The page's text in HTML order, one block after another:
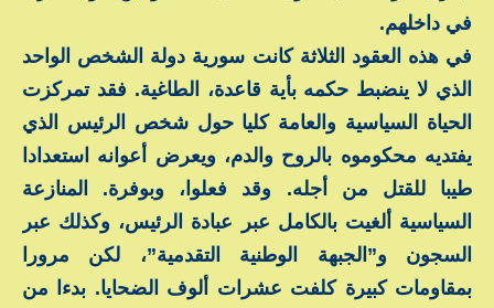
في داخلهم.
في هذه العقود الثلاثة كانت سورية دولة الشخص الواحد
الذي لا ينضبط حكمه بأية قاعدة، الطاغية. فقد تمركزت
الحياة السياسية والعامة كليا حول شخص الرئيس الذي
يفتديه محكوموه بالروح والدم، ويعرض أعوانه استعدادا
طيبا للقتل من أجله. وقد فعلوا، وبوفرة. المنازعة
السياسية ألغيت بالكامل عبر عبادة الرئيس، وكذلك عبر
السجون و”الجبهة الوطنية التقدمية”، لكن مرورا
بمقاومات كبيرة كلفت عشرات ألوف الضحايا. بدءا من